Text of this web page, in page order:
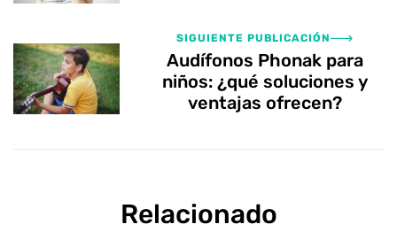
SIGUIENTE PUBLICACIÓN
Audífonos Phonak para
niños: ¿qué soluciones y
ventajas ofrecen?
Relacionado